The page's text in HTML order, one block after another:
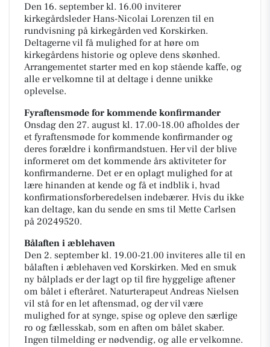
Den 16. september kl. 16.00 inviterer
kirkegårdsleder Hans-Nicolai Lorenzen til en
rundvisning på kirkegården ved Korskirken.
Deltagerne vil få mulighed for at høre om
kirkegårdens historie og opleve dens skønhed.
Arrangementet starter med en kop stående kaffe, og
alle er velkomne til at deltage i denne unikke
oplevelse.
Fyraftensmøde for kommende konfirmander
Onsdag den 27. august kl. 17.00-18.00 afholdes der
et fyraftensmøde for kommende konfirmander og
deres forældre i konfirmandstuen. Her vil der blive
informeret om det kommende års aktiviteter for
konfirmanderne. Det er en oplagt mulighed for at
lære hinanden at kende og få et indblik i, hvad
konfirmationsforberedelsen indebærer. Hvis du ikke
kan deltage, kan du sende en sms til Mette Carlsen
på 20249520.
Bålaften i æblehaven
Den 2. september kl. 19.00-21.00 inviteres alle til en
bålaften i æblehaven ved Korskirken. Med en smuk
ny bålplads er der lagt op til fire hyggelige aftener
om bålet i efteråret. Naturterapeut Andreas Nielsen
vil stå for en let aftensmad, og der vil være
mulighed for at synge, spise og opleve den særlige
ro og fællesskab, som en aften om bålet skaber.
Ingen tilmelding er nødvendig, og alle er velkomne.